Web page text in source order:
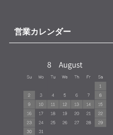
営業カレンダー